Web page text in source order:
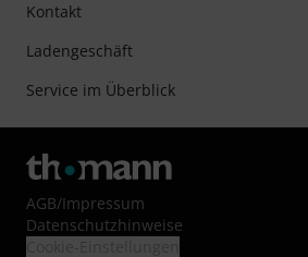
Kontakt
Ladengeschäft
Service im Überblick
AGB/Impressum
Datenschutzhinweise